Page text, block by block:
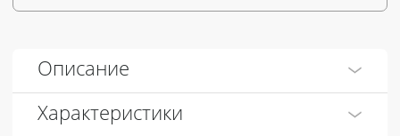
Описание
Характеристики